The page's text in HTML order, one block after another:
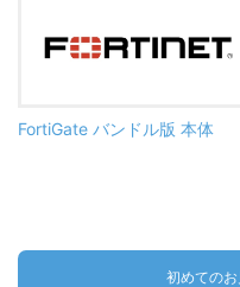
FortiGate バンドル版 本体
初めての